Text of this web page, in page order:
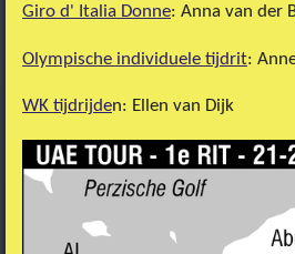
Giro d' Italia Donne: Anna van der
Olympische individuele tijdrit:
WK tijdrijden: Ellen van Dijk